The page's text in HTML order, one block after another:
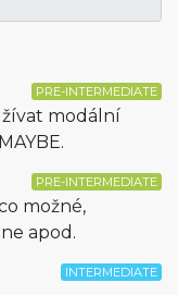
PRE-INTERMEDIATE
modální
PRE-INTERMEDIATE
možné,
apod.
INTERMEDIATE